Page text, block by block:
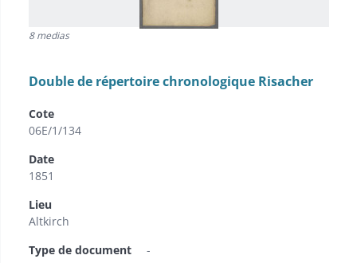
8 medias
Double de répertoire chronologique Risacher
Cote
06E/1/134
Date
1851
Lieu
Altkirch
Type de document
-